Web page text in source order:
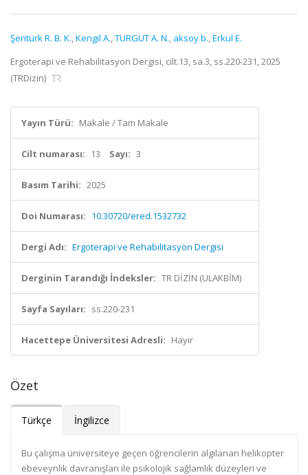
Şentürk R. B. K.,Kengil A.,TURGUT A. N., aksoy b.,Erkul E.
Ergoterapi ve Rehabilitasyon Dergisi, cilt.13, sa.3, ss.220-231, 2025
(TRDizin)
Yayın Türü: Makale / Tam Makale
Cilt numarası: 13 Sayı: 3
Basım Tarihi: 2025
Doi Numarası: 10.30720/ered.1532732
Dergi Adı: Ergoterapi ve Rehabilitasyon Dergisi
Derginin Tarandığı İndeksler: TR DİZİN (ULAKBİM)
Sayfa Sayıları: ss.220-231
Hacettepe Üniversitesi Adresli: Hayır
Özet
Türkçe İngilizce
Bu çalışma üniversiteye geçen öğrencilerin algılanan helikopter
ebeveynlik davranışları ile psikolojik sağlamlık düzeyleri ve